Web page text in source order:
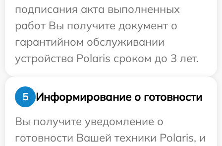
подписания акта выполненных
работ Вы получите документ о
гарантийном обслуживании
устройства Polaris сроком до 3 лет.
5
Информирование о готовности
Вы получите уведомление о
готовности Вашей техники Polaris, и